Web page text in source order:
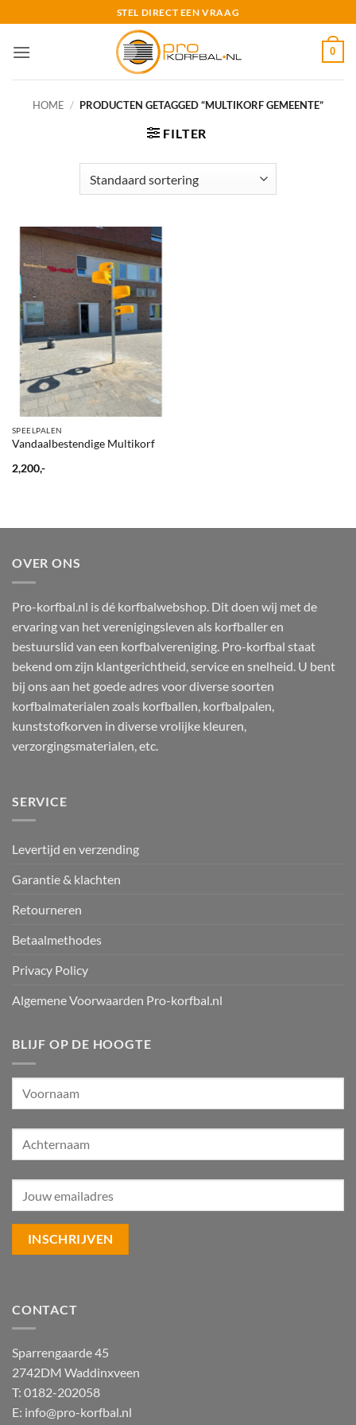
naar
inhoud
STEL DIRECT EEN VRAAG
0
HOME / PRODUCTEN GETAGGED “MULTIKORF GEMEENTE”
FILTER
SPEELPALEN
Vandaalbestendige Multikorf
2,200,-
OVER ONS
Pro-korfbal.nl is dé korfbalwebshop. Dit doen wij met de
ervaring van het verenigingsleven als korfballer en
bestuurslid van een korfbalvereniging. Pro-korfbal staat
bekend om zijn klantgerichtheid, service en snelheid. U bent
bij ons aan het goede adres voor diverse soorten
korfbalmaterialen zoals korfballen, korfbalpalen,
kunststofkorven in diverse vrolijke kleuren,
verzorgingsmaterialen, etc.
SERVICE
Levertijd en verzending
Garantie & klachten
Retourneren
Betaalmethodes
Privacy Policy
Algemene Voorwaarden Pro-korfbal.nl
BLIJF OP DE HOOGTE
CONTACT
Sparrengaarde 45
2742DM Waddinxveen
T: 0182-202058
E: info@pro-korfbal.nl